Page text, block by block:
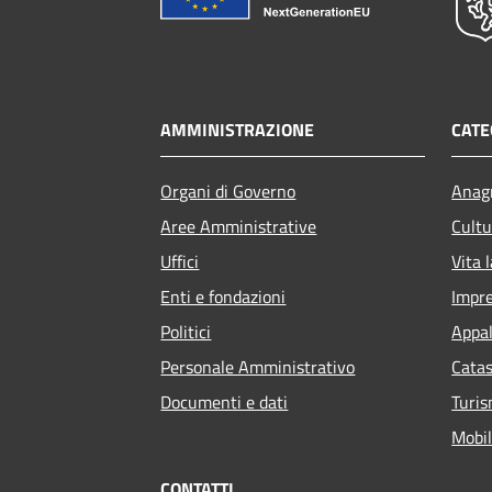
AMMINISTRAZIONE
Organi di Governo
Aree Amministrative
Uffici
Enti e fondazioni
Politici
Personale Amministrativo
Documenti e dati
Vita